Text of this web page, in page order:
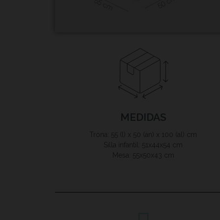
MEDIDAS
Trona: 55 (l) x 50 (an) x 100 (al) cm
Silla infantil: 51x44x54 cm
Mesa: 55x50x43 cm